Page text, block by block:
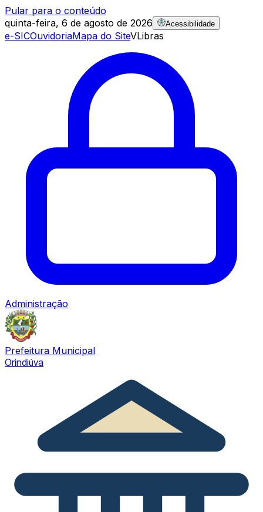
Pular para o conteúdo
quinta-feira, 6 de agosto de 2026
Acessibilidade
e-SICOuvidoriaMapa do SiteVLibras
Administração
Prefeitura Municipal
Orindiúva